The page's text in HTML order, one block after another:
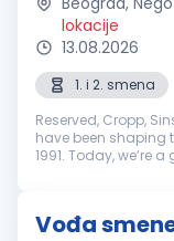
lokacije
13.08.2026
1. i 2. smena
Reserved, Cropp,
have been shaping
1991. Today, we’re
Vođa